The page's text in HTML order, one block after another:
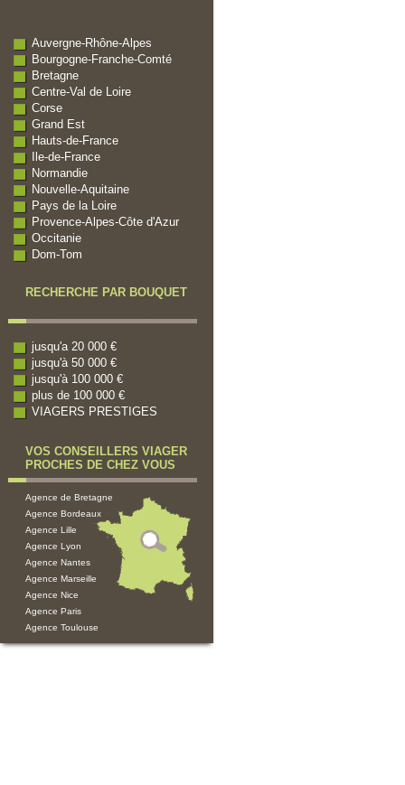
Auvergne-Rhône-Alpes
Bourgogne-Franche-Comté
Bretagne
Centre-Val de Loire
Corse
Grand Est
Hauts-de-France
Ile-de-France
Normandie
Nouvelle-Aquitaine
Pays de la Loire
Provence-Alpes-Côte d'Azur
Occitanie
Dom-Tom
RECHERCHE PAR BOUQUET
jusqu'a 20 000 €
jusqu'à 50 000 €
jusqu'à 100 000 €
plus de 100 000 €
VIAGERS PRESTIGES
VOS CONSEILLERS VIAGER
PROCHES DE CHEZ VOUS
Agence de Bretagne
Agence Bordeaux
Agence Lille
Agence Lyon
Agence Nantes
Agence Marseille
Agence Nice
Agence Paris
Agence Toulouse